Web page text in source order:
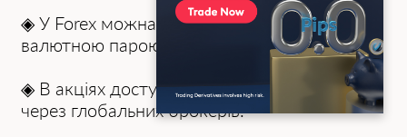
◈ У Forex можна торгувати будь-якою
валютною парою.
◈ В акціях доступні міжнародні компанії
через глобальних брокерів.